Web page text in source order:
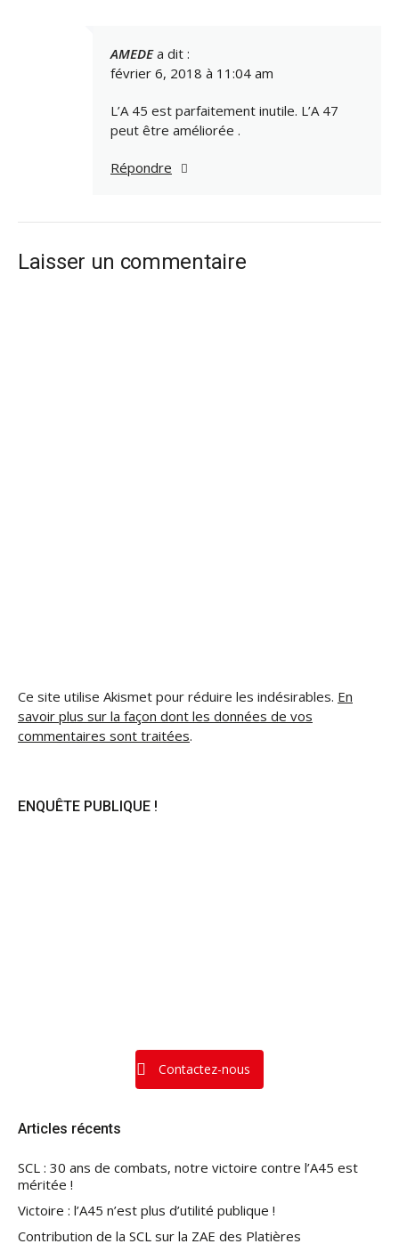
AMEDE a dit :
février 6, 2018 à 11:04 am
L’A 45 est parfaitement inutile. L’A 47
peut être améliorée .
Répondre
Laisser un commentaire
Ce site utilise Akismet pour réduire les indésirables. En
savoir plus sur la façon dont les données de vos
commentaires sont traitées.
ENQUÊTE PUBLIQUE !
Contactez-nous
Articles récents
SCL : 30 ans de combats, notre victoire contre l’A45 est
méritée !
Victoire : l’A45 n’est plus d’utilité publique !
Contribution de la SCL sur la ZAE des Platières